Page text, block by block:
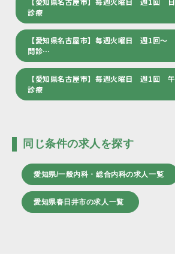
診療
【愛知県名古屋市】毎週火曜日 週1回
問診…
【愛知県名古屋市】毎週火曜日 週1回
診療
同じ条件の求人を探す
愛知県/一般内科・総合内科の求人一覧
愛知県春日井市の求人一覧